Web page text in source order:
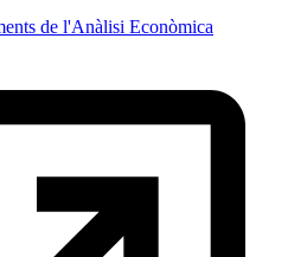
de l'Anàlisi Econòmica